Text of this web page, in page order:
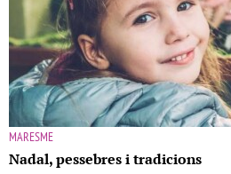
MARESME
Nadal, pessebres i tradicions